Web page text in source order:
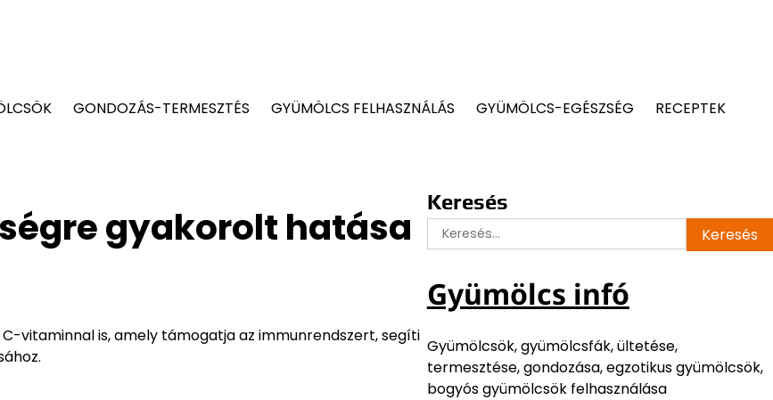
GONDOZÁS-TERMESZTÉS GYÜMÖLCS FELHASZNÁLÁS GYÜMÖLCS-EGÉSZSÉG
RECEPTEK
gyakorolt hatása
vitaminnal is, amely támogatja az immunrendszert, segíti
Keresés
Keresés:
Gyümölcs infó
Gyümölcsök, gyümölcsfák, ültetése,
termesztése, gondozása, egzotikus gyümölcsök,
bogyós gyümölcsök felhasználása